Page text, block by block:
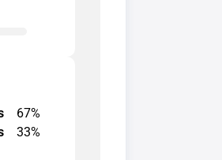
67%
33%